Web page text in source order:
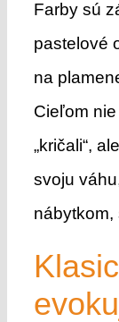
Farby sú
pastelové
na
Cieľom
„kričali“,
svoju
nábytkom,